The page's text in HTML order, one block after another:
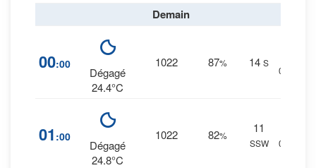
Demain
00:00
Dégagé
24.4°C
1022 87% 14 S
0 mm.
01 :00
Dégagé
24.8°C
1022 82%
11
SSW
0 mm.